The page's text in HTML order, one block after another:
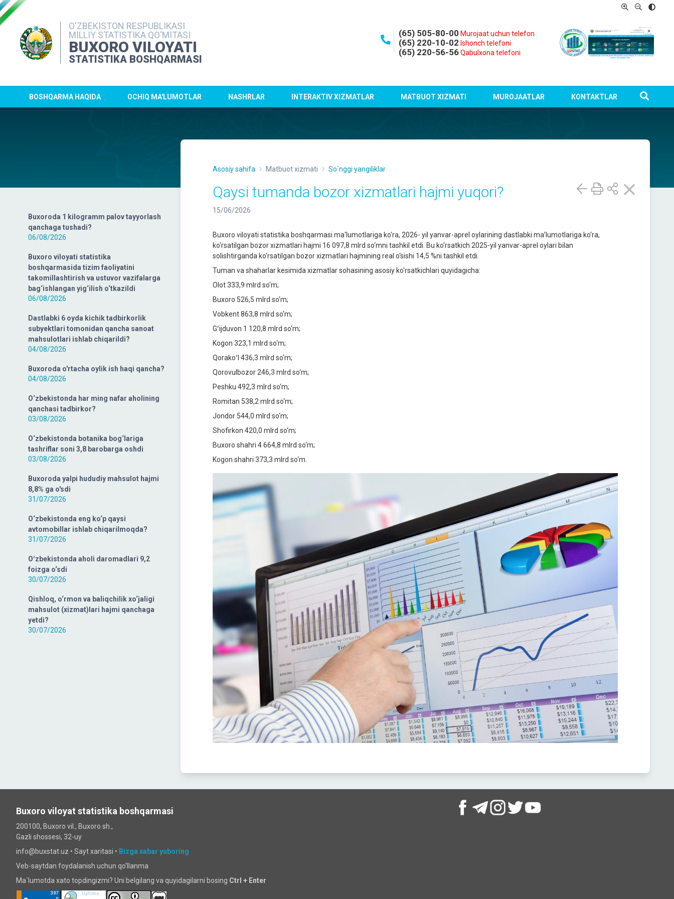
O‘ZBEKISTON RESPUBLIKASI
MILLIY STATISTIKA QO‘MITASI
BUXORO VILOYATI
STATISTIKA BOSHQARMASI
(65) 505-80-00 Murojaat uchun telefon
(65) 220-10-02 Ishonch telefoni
(65) 220-56-56 Qabulxona telefoni
BOSHQARMA HAQIDA OCHIQ MA'LUMOTLAR NASHRLAR INTERAKTIV XIZMATLAR MATBUOT XIZMATI MUROJAATLAR KONTAKTLAR
Buxoroda 1 kilogramm palov tayyorlash
qanchaga tushadi?
06/08/2026
Buxoro viloyati statistika
boshqarmasida tizim faoliyatini
takomillashtirish va ustuvor vazifalarga
bag‘ishlangan yig‘ilish o‘tkazildi
06/08/2026
Dastlabki 6 oyda kichik tadbirkorlik
subyektlari tomonidan qancha sanoat
mahsulotlari ishlab chiqarildi?
04/08/2026
Buxoroda o'rtacha oylik ish haqi qancha?
04/08/2026
O‘zbekistonda har ming nafar aholining
qanchasi tadbirkor?
03/08/2026
O‘zbekistonda botanika bog‘lariga
tashriflar soni 3,8 barobarga oshdi
03/08/2026
Buxoroda yalpi hududiy mahsulot hajmi
8,8% ga o'sdi
31/07/2026
O‘zbekistonda eng ko‘p qaysi
avtomobillar ishlab chiqarilmoqda?
31/07/2026
Oʻzbekistonda aholi daromadlari 9,2
foizga o‘sdi
30/07/2026
Qishloq, o‘rmon va baliqchilik xo‘jaligi
mahsulot (xizmat)lari hajmi qanchaga
yetdi?
30/07/2026
Asosiy sahifa Matbuot xizmati So`nggi yangiliklar
Qaysi tumanda bozor xizmatlari hajmi yuqori?
15/06/2026
Buxoro viloyati statistika boshqarmasi ma'lumotlariga ko'ra, 2026- yil yanvar-aprel oylarining dastlabki ma’lumotlariga ko‘ra,
ko‘rsatilgan bozor xizmatlari hajmi 16 097,8 mlrd so‘mni tashkil etdi. Bu ko‘rsatkich 2025-yil yanvar-aprel oylari bilan
solishtirganda ko‘rsatilgan bozor xizmatlari hajmining real o‘sishi 14,5 %ni tashkil etdi.
Tuman va shaharlar kesimida xizmatlar sohasining asosiy ko'rsatkichlari quyidagicha:
Olot 333,9 mlrd so‘m;
Buxoro 526,5 mlrd so‘m;
Vobkent 863,8 mlrd so‘m;
Gʻijduvon 1 120,8 mlrd so‘m;
Kogon 323,1 mlrd so‘m;
Qorakoʻl 436,3 mlrd so‘m;
Qorovulbozor 246,3 mlrd so‘m;
Peshku 492,3 mlrd so‘m;
Romitan 538,2 mlrd so‘m;
Jondor 544,0 mlrd so‘m;
Shofirkon 420,0 mlrd so‘m;
Buxoro shahri 4 664,8 mlrd so‘m;
Kogon shahri 373,3 mlrd so‘m.
Buxoro viloyat statistika boshqarmasi
200100, Buxoro vil., Buxoro sh.,
Gazli shossesi, 32-uy
info@buxstat.uz • Sayt xaritasi • Bizga xabar yuboring
Veb-saytdan foydalanish uchun qo'llanma
Ma`lumotda xato topdingizmi? Uni belgilang va quyidagilarni bosing Ctrl + Enter